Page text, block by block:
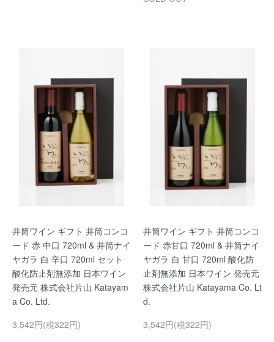
井筒ワイン ギフト 井筒コンコ
ード 赤 中口 720ml & 井筒ナイ
ヤガラ 白 辛口 720ml セット
酸化防止剤無添加 日本ワイン
発売元 株式会社片山 Katayam
a Co. Ltd.
3,542円(税322円)
井筒ワイン ギフト 井筒コンコ
ード 赤甘口 720ml & 井筒ナイ
ヤガラ 白 甘口 720ml 酸化防
止剤無添加 日本ワイン 発売元
株式会社片山 Katayama Co. Lt
d.
3,542円(税322円)